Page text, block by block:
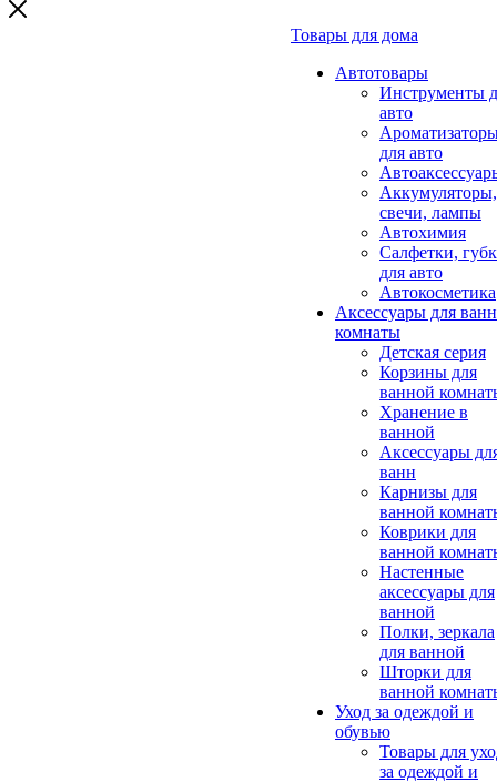
Товары для дома
Автотовары
Инструменты
авто
для авто
Аккумуляторы,
свечи, лампы
Автохимия
Салфетки,
для авто
Автокосметика
Аксессуары для
комнаты
Детская серия
Корзины для
ванной
Хранение в
ванной
Аксессуары
ванн
Карнизы для
ванной
Коврики для
ванной
Настенные
аксессуары для
ванной
Полки, зеркала
для ванной
Шторки для
ванной
Уход за одеждой и
обувью
Товары для
за одеждой и